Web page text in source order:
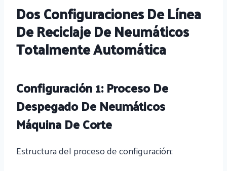
Dos Configuraciones De Línea
De Reciclaje De Neumáticos
Totalmente Automática
Configuración 1: Proceso De
Despegado De Neumáticos
Máquina De Corte
Estructura del proceso de configuración: